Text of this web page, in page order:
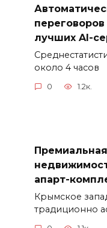
лучших AI-
около 4 часов
0 1.2к.
апарт-
Крымское
традиционно